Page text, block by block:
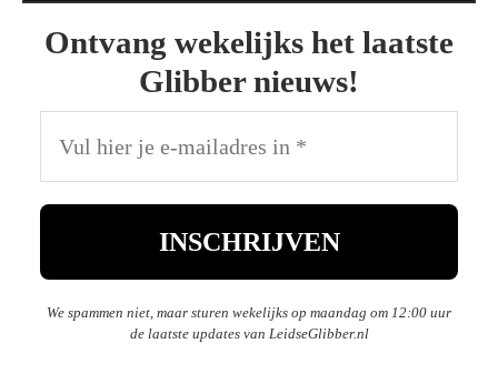
Ontvang wekelijks het laatste
Glibber nieuws!
We spammen niet, maar sturen wekelijks op maandag om 12:00 uur
de laatste updates van LeidseGlibber.nl